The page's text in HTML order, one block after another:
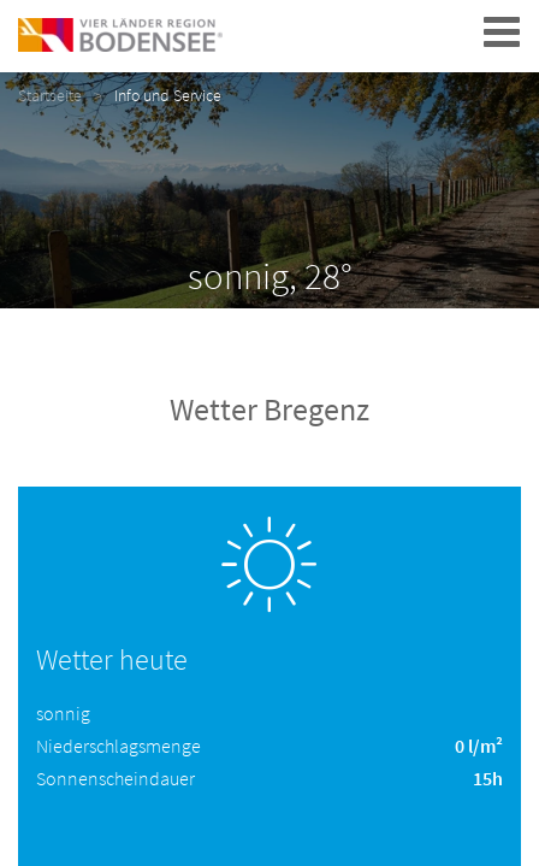
Navigation
Startseite Info und Service
sonnig, 28°
Wetter Bregenz
Wetter heute
sonnig
Niederschlagsmenge
0 l/m²
Sonnenscheindauer
15h